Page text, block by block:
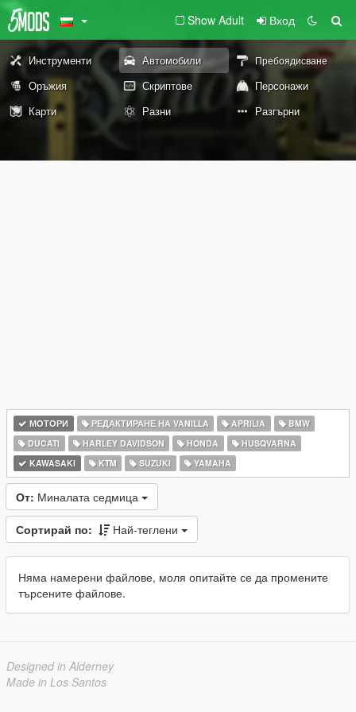
Show Adult Вход
Инструменти Автомобили Пребоядисване
Оръжия Скриптове
Персонажи
Карти
Разни Разгърни
МОТОРИ РЕДАКТИРАНЕ НА VANILLA APRILIA
BMW
DUCATI
HARLEY DAVIDSON HONDA
HUSQVARNA
KAWASAKI
KTM SUZUKI YAMAHA
От: Миналата седмица
Сортирай по: Най-теглени
Няма намерени файлове, моля опитайте се да промените
търсените файлове.
Designed in Alderney
Made in Los Santos